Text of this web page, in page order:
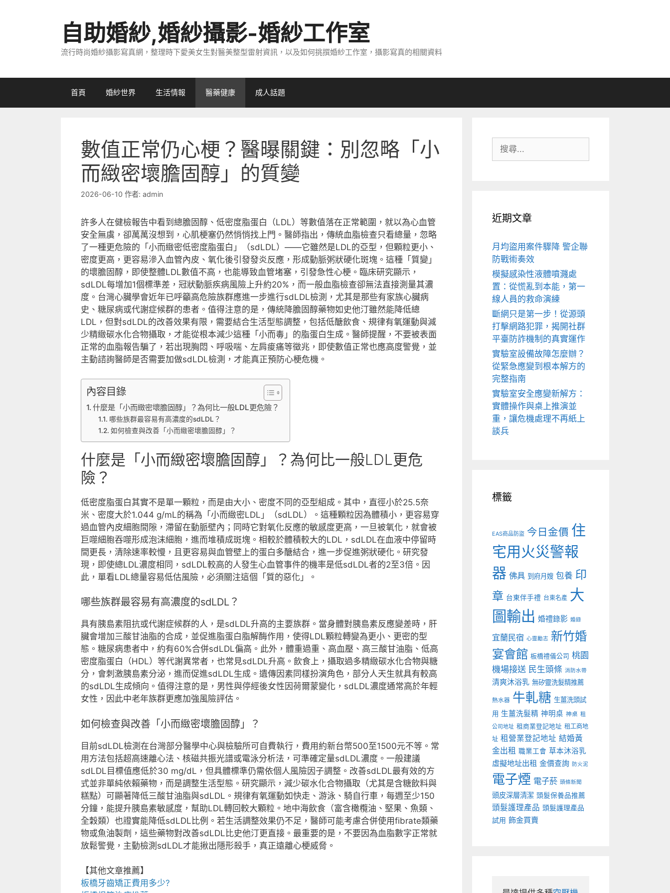
自助婚紗,婚紗攝影-婚紗工作室
流行時尚婚紗攝影寫真網，整理時下愛美女生對醫美整型雷射資訊，以及如何挑撰婚紗工作室，攝影寫真的相關資料
首頁 婚紗世界 生活情報 醫藥健康 成人話題
數值正常仍心梗？醫曝關鍵：別忽略「小
而緻密壞膽固醇」的質變
2026-06-10 作者: admin
許多人在健檢報告中看到總膽固醇、低密度脂蛋白（LDL）等數值落在正常範圍，就以為心血管
安全無虞，卻萬萬沒想到，心肌梗塞仍然悄悄找上門。醫師指出，傳統血脂檢查只看總量，忽略
了一種更危險的「小而緻密低密度脂蛋白」（sdLDL）——它雖然是LDL的亞型，但顆粒更小、
密度更高，更容易滲入血管內皮、氧化後引發發炎反應，形成動脈粥狀硬化斑塊。這種「質變」
的壞膽固醇，即使整體LDL數值不高，也能導致血管堵塞，引發急性心梗。臨床研究顯示，
sdLDL每增加1個標準差，冠狀動脈疾病風險上升約20%，而一般血脂檢查卻無法直接測量其濃
度。台灣心臟學會近年已呼籲高危險族群應進一步進行sdLDL檢測，尤其是那些有家族心臟病
史、糖尿病或代謝症候群的患者。值得注意的是，傳統降膽固醇藥物如史他汀雖然能降低總
LDL，但對sdLDL的改善效果有限，需要結合生活型態調整，包括低醣飲食、規律有氧運動與減
少精緻碳水化合物攝取，才能從根本減少這種「小而毒」的脂蛋白生成。醫師提醒，不要被表面
正常的血脂報告騙了，若出現胸悶、呼吸喘、左肩痠痛等徵兆，即使數值正常也應高度警覺，並
主動諮詢醫師是否需要加做sdLDL檢測，才能真正預防心梗危機。
內容目錄
什麼是「小而緻密壞膽固醇」？為何比一般LDL更危險？
哪些族群最容易有高濃度的sdLDL？
如何檢查與改善「小而緻密壞膽固醇」？
什麼是「小而緻密壞膽固醇」？為何比一般LDL更危
險？
低密度脂蛋白其實不是單一顆粒，而是由大小、密度不同的亞型組成。其中，直徑小於25.5奈
米、密度大於1.044 g/mL的稱為「小而緻密LDL」（sdLDL）。這種顆粒因為體積小，更容易穿
過血管內皮細胞間隙，滯留在動脈壁內；同時它對氧化反應的敏感度更高，一旦被氧化，就會被
巨噬細胞吞噬形成泡沫細胞，進而堆積成斑塊。相較於體積較大的LDL，sdLDL在血液中停留時
間更長，清除速率較慢，且更容易與血管壁上的蛋白多醣結合，進一步促進粥狀硬化。研究發
現，即使總LDL濃度相同，sdLDL較高的人發生心血管事件的機率是低sdLDL者的2至3倍。因
此，單看LDL總量容易低估風險，必須關注這個「質的惡化」。
哪些族群最容易有高濃度的sdLDL？
具有胰島素阻抗或代謝症候群的人，是sdLDL升高的主要族群。當身體對胰島素反應變差時，肝
臟會增加三酸甘油脂的合成，並促進脂蛋白脂解酶作用，使得LDL顆粒轉變為更小、更密的型
態。糖尿病患者中，約有60%合併sdLDL偏高。此外，體重過重、高血壓、高三酸甘油脂、低高
密度脂蛋白（HDL）等代謝異常者，也常見sdLDL升高。飲食上，攝取過多精緻碳水化合物與糖
分，會刺激胰島素分泌，進而促進sdLDL生成。遺傳因素同樣扮演角色，部分人天生就具有較高
的sdLDL生成傾向。值得注意的是，男性與停經後女性因荷爾蒙變化，sdLDL濃度通常高於年輕
女性，因此中老年族群更應加強風險評估。
如何檢查與改善「小而緻密壞膽固醇」？
目前sdLDL檢測在台灣部分醫學中心與檢驗所可自費執行，費用約新台幣500至1500元不等。常
用方法包括超高速離心法、核磁共振光譜或電泳分析法，可準確定量sdLDL濃度。一般建議
sdLDL目標值應低於30 mg/dL，但具體標準仍需依個人風險因子調整。改善sdLDL最有效的方
式並非單純依賴藥物，而是調整生活型態。研究顯示，減少碳水化合物攝取（尤其是含糖飲料與
糕點）可顯著降低三酸甘油脂與sdLDL。規律有氧運動如快走、游泳、騎自行車，每週至少150
分鐘，能提升胰島素敏感度，幫助LDL轉回較大顆粒。地中海飲食（富含橄欖油、堅果、魚類、
全穀類）也證實能降低sdLDL比例。若生活調整效果仍不足，醫師可能考慮合併使用fibrate類藥
物或魚油製劑，這些藥物對改善sdLDL比史他汀更直接。最重要的是，不要因為血脂數字正常就
放鬆警覺，主動檢測sdLDL才能揪出隱形殺手，真正遠離心梗威脅。
【其他文章推薦】
板橋牙齒矯正費用多少?
尋:
近期文章
月均盜用案件驟降 警企聯
防戰術奏效
模擬感染性液體噴濺處
置：從慌亂到本能，第一
線人員的救命演練
斷網只是第一步！從源頭
打擊網路犯罪，揭開社群
平臺防詐機制的真實運作
實驗室設備故障怎麼辦？
從緊急應變到根本解方的
完整指南
實驗室安全應變新解方：
實體操作與桌上推演並
重，讓危機處理不再紙上
談兵
標籤
EAS商品防盜 今日金價 住
宅用火災警報
器 佛具 到府月嫂 包養 印
章 台東伴手禮 台東名產 大
圖輸出 婚禮錄影 婚錄
宜蘭民宿 心靈勵志 新竹婚
宴會館 板橋禮儀公司 桃園
機場接送 民生頭條 消防水帶
清爽沐浴乳 無矽靈洗髮精推薦
熱水器 牛軋糖 生薑洗頭試
用 生薑洗髮精 神明桌 神桌 租
公司地址 租商業登記地址 租工商地
址 租營業登記地址 結婚黃
金出租 職業工會 草本沐浴乳
虛擬地址出租 金價查詢 防火泥
電子煙 電子菸 頭條新聞
頭皮深層清潔 頭髮保養品推薦
頭髮護理產品 頭髮護理產品
試用 飾金買賣